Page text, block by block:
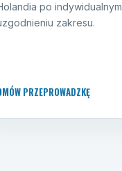
po indywidualnym
zakresu.
PRZEPROWADZKĘ